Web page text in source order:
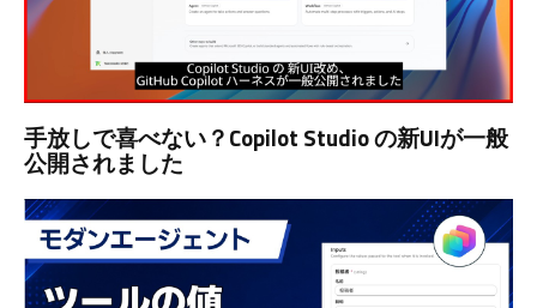
手放しで喜べない？Copilot Studio の新UIが一般
公開されました